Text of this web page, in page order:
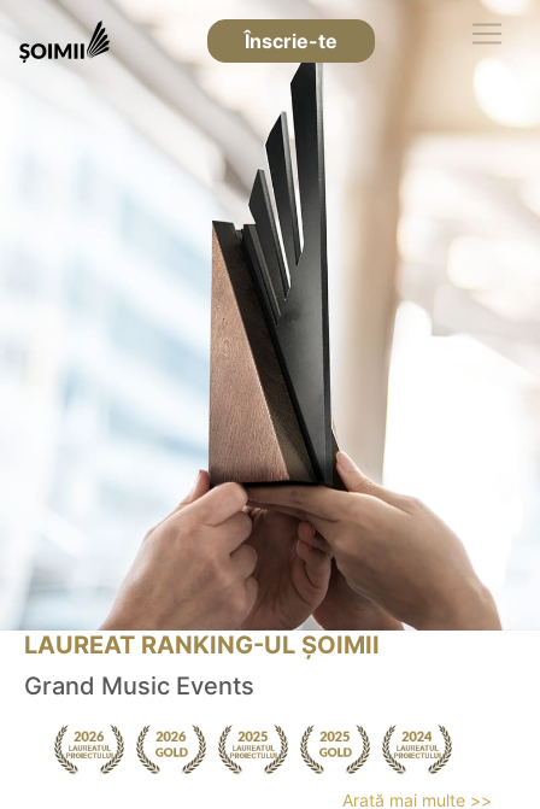
Înscrie-te
LAUREAT RANKING-UL ȘOIMII
Grand Music Events
Arată mai multe >>